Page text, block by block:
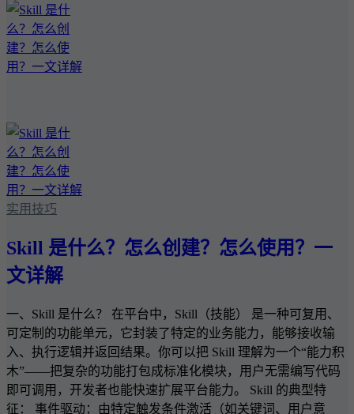
实用技巧
Skill 是什么？怎么创建？怎么使用？一
文详解
一、Skill 是什么？ 在平台中，Skill（技能） 是一种可复用、
可定制的功能单元，它封装了特定的业务能力，能够接收输
入、执行逻辑并返回结果。你可以把 Skill 理解为一个“能力积
木”——把复杂的功能打包成标准化模块，用户无需编写代码
即可调用，开发者也能快速扩展平台能力。 Skill 的典型特
征： 事件驱动：由特定触发条件激活（如关键词、用户意